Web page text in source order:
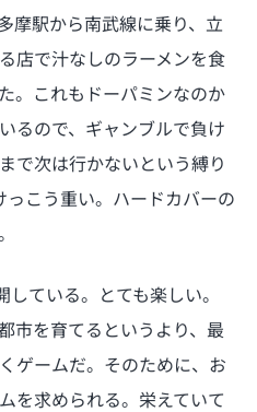
摩駅から南武線に乗り、立
店で汁なしのラーメンを食
。これもドーパミンなのか
るので、ギャンブルで負け
で次は行かないという縛り
こう重い。ハードカバーの
ている。とても楽しい。
市を育てるというより、最
ゲームだ。そのために、お
を求められる。栄えていて